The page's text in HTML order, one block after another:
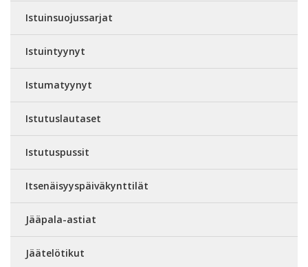
Istuinsuojussarjat
Istuintyynyt
Istumatyynyt
Istutuslautaset
Istutuspussit
Itsenäisyyspäiväkynttilät
Jääpala-astiat
Jäätelötikut